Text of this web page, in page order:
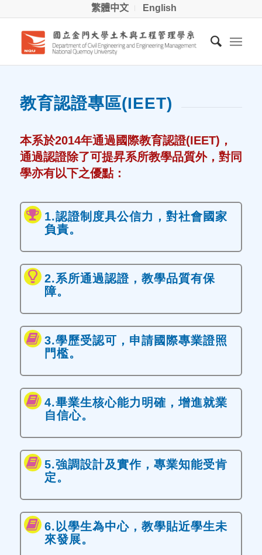
繁體中文 English
教育認證專區(IEET)
本系於2014年通過國際教育認證(IEET)，
通過認證除了可提昇系所教學品質外，對同
學亦有以下之優點：
1.認證制度具公信力，對社會國家
負責。
2.系所通過認證，教學品質有保
障。
3.學歷受認可，申請國際專業證照
門檻。
4.畢業生核心能力明確，增進就業
自信心。
5.強調設計及實作，專業知能受肯
定。
6.以學生為中心，教學貼近學生未
來發展。